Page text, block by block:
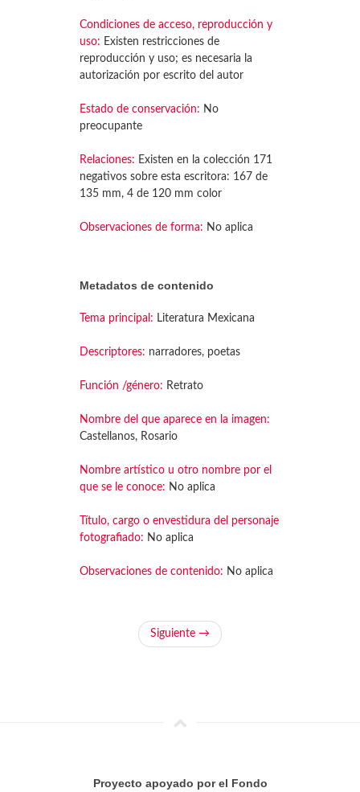
Condiciones de acceso, reproducción y
uso: Existen restricciones de
reproducción y uso; es necesaria la
autorización por escrito del autor
Estado de conservación: No
preocupante
Relaciones: Existen en la colección 171
negativos sobre esta escritora: 167 de
135 mm, 4 de 120 mm color
Observaciones de forma: No aplica
Metadatos de contenido
Tema principal: Literatura Mexicana
Descriptores: narradores, poetas
Función /género: Retrato
Nombre del que aparece en la imagen:
Castellanos, Rosario
Nombre artístico u otro nombre por el
que se le conoce: No aplica
Título, cargo o envestidura del personaje
fotografiado: No aplica
Observaciones de contenido: No aplica
Siguiente →
Proyecto apoyado por el Fondo